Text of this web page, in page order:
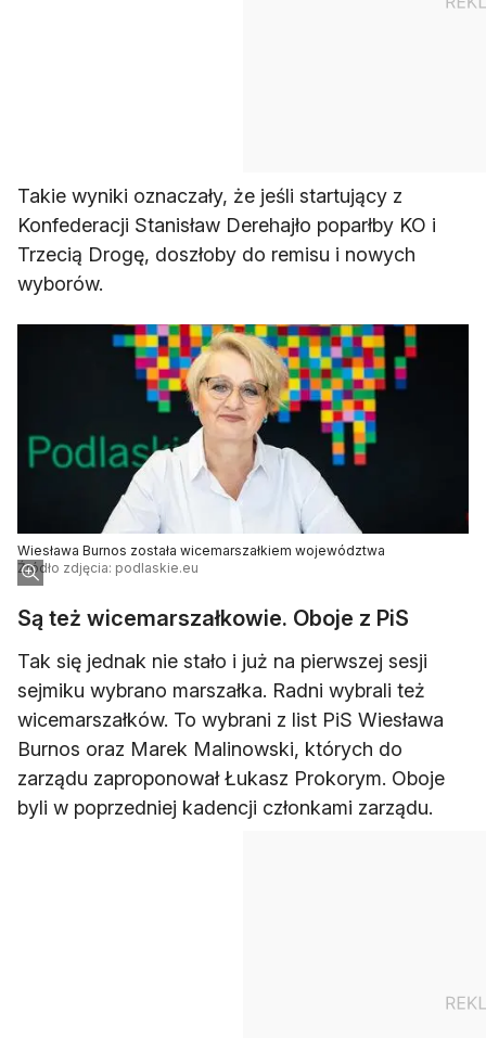
Takie wyniki oznaczały, że jeśli startujący z
Konfederacji Stanisław Derehajło poparłby KO i
Trzecią Drogę, doszłoby do remisu i nowych
wyborów.
Wiesława Burnos została wicemarszałkiem województwa
Źródło zdjęcia: podlaskie.eu
Są też wicemarszałkowie. Oboje z PiS
Tak się jednak nie stało i już na pierwszej sesji
sejmiku wybrano marszałka. Radni wybrali też
wicemarszałków. To wybrani z list PiS Wiesława
Burnos oraz Marek Malinowski, których do
zarządu zaproponował Łukasz Prokorym. Oboje
byli w poprzedniej kadencji członkami zarządu.